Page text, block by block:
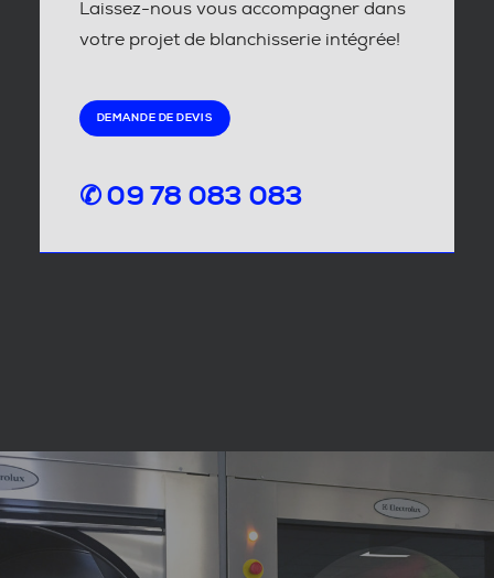
Laissez-nous vous accompagner dans
votre projet de blanchisserie intégrée!
DEMANDE DE DEVIS
✆ 09 78 083 083